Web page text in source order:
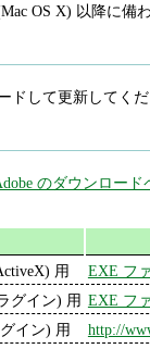
OS X) 以降に備
ドして更新してくだ
のダウンロード
用 EXE フ
グイン) 用 EXE フ
イン) 用
http://